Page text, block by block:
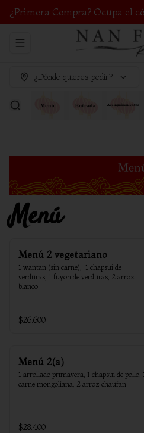
¿Primera Compra? Ocupa el
Abrir menu de navegación
¿Dónde quieres pedir?
Menú
Menú 2 vegetariano
1 wantan (sin carne),  1 chapsui de
verduras, 1 fuyon de verduras, 2 arroz
blanco
$26.600
Menú 2(a)
1 arrollado primavera, 1 chapsui de pollo,
carne mongoliana, 2 arroz chaufan
$28.400